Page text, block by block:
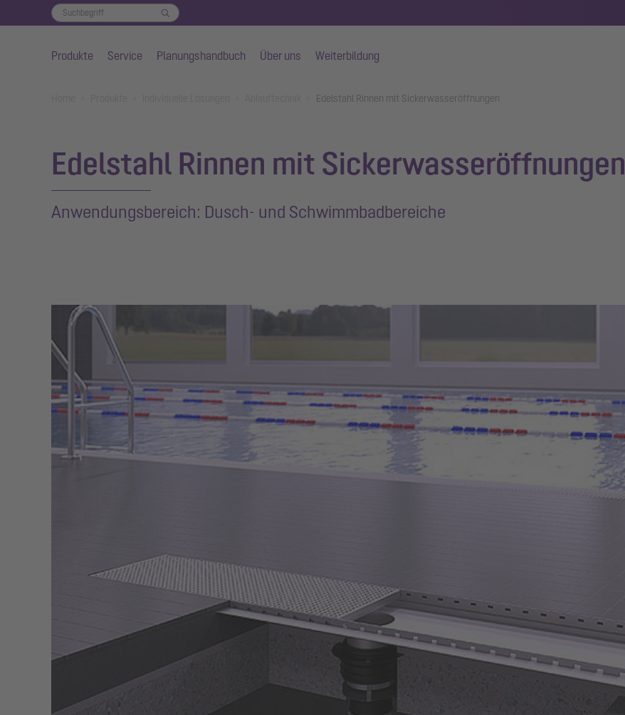
Produkte Service Planungshandbuch Über uns Weiterbildung
Edelstahl Rinnen mit Sickerwasseröffnungen
Edelstahl Rinnen mit Sickerwasseröffnungen
Anwendungsbereich: Dusch- und Schwimmbadbereiche